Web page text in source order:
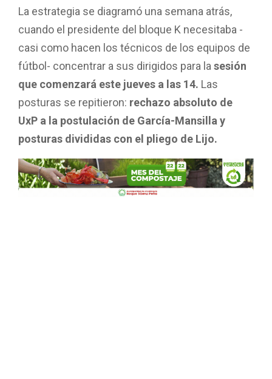
La estrategia se diagramó una semana atrás,
cuando el presidente del bloque K necesitaba -
casi como hacen los técnicos de los equipos de
fútbol- concentrar a sus dirigidos para la sesión
que comenzará este jueves a las 14. Las
posturas se repitieron: rechazo absoluto de
UxP a la postulación de García-Mansilla y
posturas divididas con el pliego de Lijo.